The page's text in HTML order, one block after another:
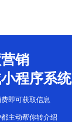
销
程序系统
即可获取信息
主动帮你转介绍